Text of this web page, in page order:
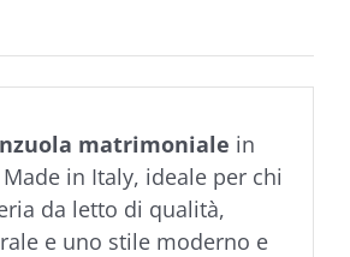
matrimoniale in
in Italy, ideale per chi
da letto di qualità,
e uno stile moderno e